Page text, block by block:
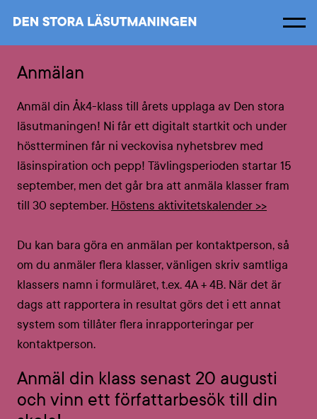
Om
Anmälan
Anmäl din Åk4-klass till årets upplaga av Den stora
läsutmaningen! Ni får ett digitalt startkit och under
höstterminen får ni veckovisa nyhetsbrev med
läsinspiration och pepp! Tävlingsperioden startar 15
september, men det går bra att anmäla klasser fram
till 30 september. Höstens aktivitetskalender >>
Du kan bara göra en anmälan per kontaktperson, så
om du anmäler flera klasser, vänligen skriv samtliga
klassers namn i formuläret, t.ex. 4A + 4B. När det är
dags att rapportera in resultat görs det i ett annat
system som tillåter flera inrapporteringar per
kontaktperson.
Anmäl din klass senast 20 augusti
och vinn ett författarbesök till din